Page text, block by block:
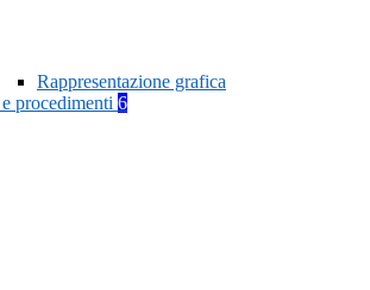
Rappresentazione grafica
procedimenti 6